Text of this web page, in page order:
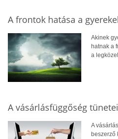
A frontok hatása a
Akinek
hatnak a
a
A vásárlásfüggőség
A
beszerző